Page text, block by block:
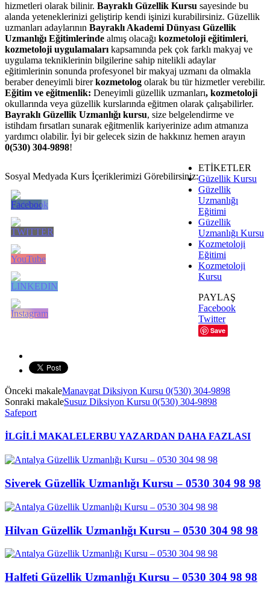
hizmetleri olarak bilinir. Bayraklı Güzellik Kursu sayesinde bu
alanda yeteneklerinizi geliştirip kendi işinizi kurabilirsiniz. Güzellik
uzmanları adaylarının Bayraklı Akademi Dünyası Güzellik
Uzmanlığı Eğitimlerinde almış olacağı kozmetoloji eğitimleri,
kozmetoloji uygulamaları kapsamında pek çok farklı makyaj ve
uygulama tekniklerinin bilgilerine sahip nitelikli adaylar
eğitimlerinin sonunda profesyonel bir makyaj uzmanı da olmakla
beraber deneyimli birerkozmetolog olarak bu tür hizmetler verebilir.
Eğitim ve eğitmenlik: Deneyimli güzellik uzmanları, kozmetoloji
okullarında veya güzellik kurslarında eğitmen olarak çalışabilirler.
Bayraklı Güzellik Uzmanlığı kursu, size belgelendirme ve
istihdam fırsatları sunarak eğitmenlik kariyerinize adım atmanıza
yardımcı olabilir. İyi bir gelecek sizin de hakkınız hemen arayın
0(530) 304-9898!
Sosyal Medyada Kurs İçeriklerimizi Görebilirsiniz:
ETİKETLER
Güzellik Kursu
Güzellik
Uzmanlığı
Eğitimi
Güzellik
Uzmanlığı Kursu
Kozmetoloji
Eğitimi
Kozmetoloji
Kursu
PAYLAŞ
Facebook
Twitter
Save
Önceki makaleManavgat Diksiyon Kursu 0(530) 304-9898
Sonraki makaleSusuz Diksiyon Kursu 0(530) 304-9898
Safeport
İLGİLİ MAKALELERBU YAZARDAN DAHA FAZLASI
Siverek Güzellik Uzmanlığı Kursu – 0530 304 98 98
Hilvan Güzellik Uzmanlığı Kursu – 0530 304 98 98
Halfeti Güzellik Uzmanlığı Kursu – 0530 304 98 98